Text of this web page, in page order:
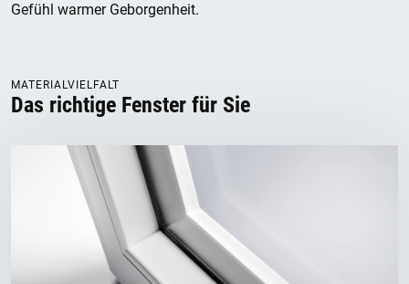
Gefühl warmer Geborgenheit.
MATERIALVIELFALT
Das richtige Fenster für Sie